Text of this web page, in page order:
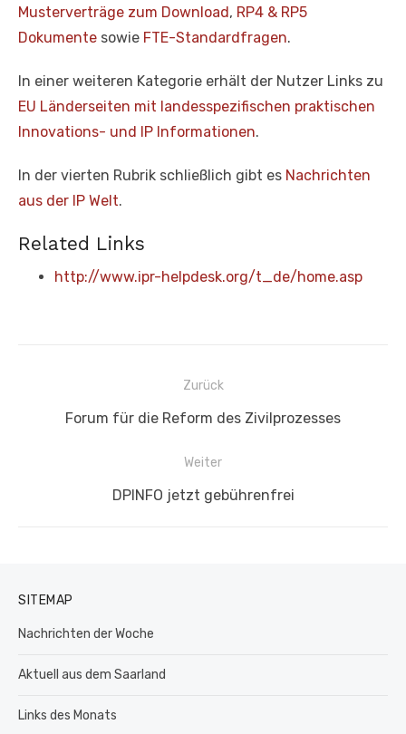
Musterverträge zum Download, RP4 & RP5
Dokumente sowie FTE-Standardfragen.
In einer weiteren Kategorie erhält der Nutzer Links zu
EU Länderseiten mit landesspezifischen praktischen
Innovations- und IP Informationen.
In der vierten Rubrik schließlich gibt es Nachrichten
aus der IP Welt.
Related Links
http://www.ipr-helpdesk.org/t_de/home.asp
Beitragsnavigation
Zurück
Vorheriger
Forum für die Reform des Zivilprozesses
Weiter
Nächster
DPINFO jetzt gebührenfrei
SITEMAP
Nachrichten der Woche
Aktuell aus dem Saarland
Links des Monats